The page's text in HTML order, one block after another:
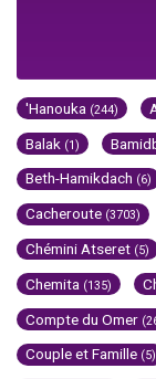
'Hanouka (244)
Balak (1)
Beth-Hamikdach (6)
Cacheroute (3703)
Chémini Atseret (5)
Chemita (135)
Compte du Omer
Couple et Famille (5)